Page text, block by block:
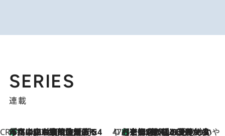
SERIES
連載
CREA'S CHOICE
1 Hour Ago
「立川にも歌舞伎があるんだよ」 片岡仁左衛門・市川中車ら豪華座組みで4年目の立川立飛歌舞伎へ 47都道府県の手みやげ ひんやりスイーツで夏を満喫
1 Hour Ago
【京都府】この夏絶対食べたい 冷やしておいしいおやつ3選 ひと口目から心を掴む新緑のテリーヌ